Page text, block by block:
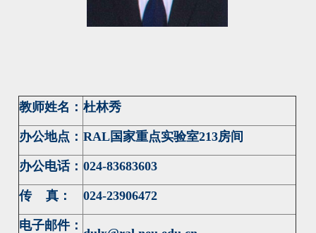
教师姓名： 杜林秀
办公地点： RAL国家重点实验室213房间
办公电话： 024-83683603
传 真： 024-23906472
电子邮件：